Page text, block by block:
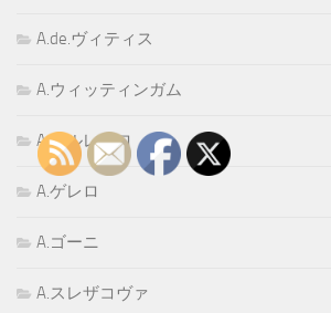
A.de.ヴィティス
A.ウィッティンガム
A.カルレバロ
A.ゲレロ
A.ゴーニ
A.スレザコヴァ